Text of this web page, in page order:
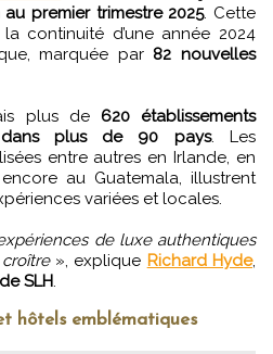
premier trimestre 2025. Cette
la continuité d’une année 2024
marquée par 82 nouvelles
plus de 620 établissements
dans plus de 90 pays. Les
entre autres en Irlande, en
au Guatemala, illustrent
variées et locales.
de luxe authentiques
», explique Richard Hyde,
SLH.
hôtels emblématiques